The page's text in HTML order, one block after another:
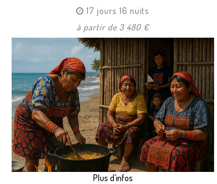
17 jours 16 nuits
à partir de 3 480 €
Plus d'infos